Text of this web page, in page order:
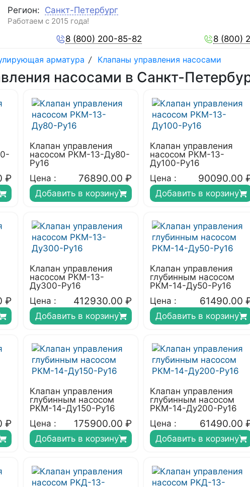
Регион: Санкт-Петербург
Работаем с 2015 года!
8 (800) 200-85-82 8 (800)
арматура / Клапаны управления насосами
насосами в Санкт-
₽
Клапан управления
насосом РКМ-13-Ду80-
Ру16
Цена :
76890.00 ₽
Добавить в корзину
Клапан управления
насосом РКМ-13-
Ду100-Ру16
Цена :
90090.00
Добавить в корзину
₽
Клапан управления
насосом РКМ-13-
Ду300-Ру16
Цена :
412930.00 ₽
Добавить в корзину
Клапан управления
глубинным насосом
РКМ-14-Ду50-Ру16
Цена :
61490.00
Добавить в корзину
₽
Клапан управления
глубинным насосом
РКМ-14-Ду150-Ру16
Цена :
175900.00 ₽
Добавить в корзину
Клапан управления
глубинным насосом
РКМ-14-Ду200-Ру16
Цена :
61490.00
Добавить в корзину